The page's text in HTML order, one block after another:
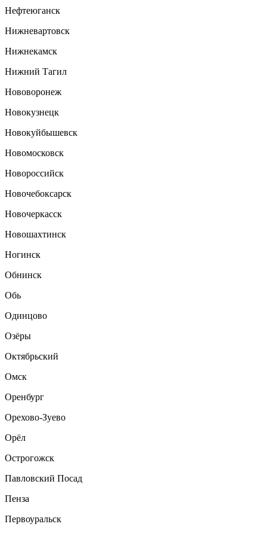
Нефтеюганск
Нижневартовск
Нижнекамск
Нижний Тагил
Нововоронеж
Новокузнецк
Новокуйбышевск
Новомосковск
Новороссийск
Новочебоксарск
Новочеркасск
Новошахтинск
Ногинск
Обнинск
Обь
Одинцово
Озёры
Октябрьский
Омск
Оренбург
Орехово-Зуево
Орёл
Острогожск
Павловский Посад
Пенза
Первоуральск